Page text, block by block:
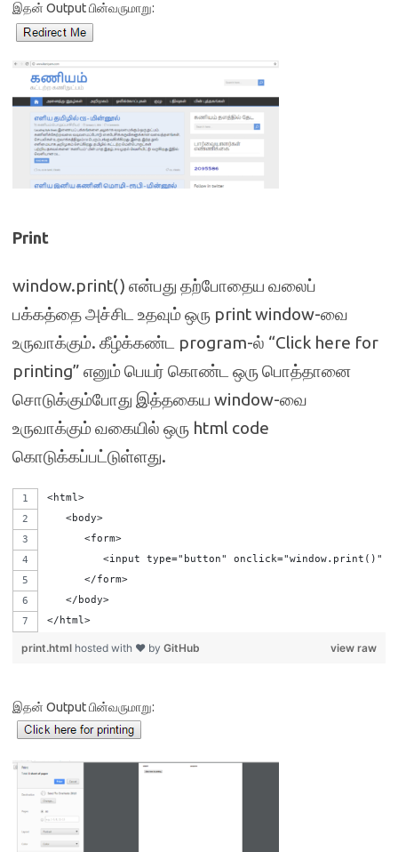
இதன் Output பின்வருமாறு:
Print
window.print() என்பது தற்போதைய வலைப்
பக்கத்தை அச்சிட உதவும் ஒரு print window-வை
உருவாக்கும். கீழ்க்கண்ட program-ல் “Click here for
printing” எனும் பெயர் கொண்ட ஒரு பொத்தானை
சொடுக்கும்போது இத்தகைய window-வை
உருவாக்கும் வகையில் ஒரு html code
கொடுக்கப்பட்டுள்ளது.
<html>
   <body>
      <form>
<input type="button" onclick="window.print()"
      </form>
   </body>
</html>
view raw
print.html hosted with ❤ by GitHub
இதன் Output பின்வருமாறு: